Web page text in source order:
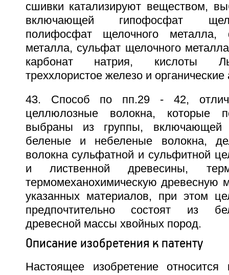
сшивки катализируют веществом,
включающей гипофосфат
полифосфат щелочного металла,
металла, сульфат щелочного
карбонат натрия, кислоты
треххлористое железо и
43. Способ по пп.29 - 42,
целлюлозные волокна, которые
выбраны из группы, включающей
беленые и небеленые волокна,
волокна сульфатной и сульфитной
и лиственной древесины,
термомеханохимическую древесную
указанных материалов, при этом
предпочтительно состоят из
древесной массы хвойных пород.
Описание изобретения к патенту
Настоящее изобретение